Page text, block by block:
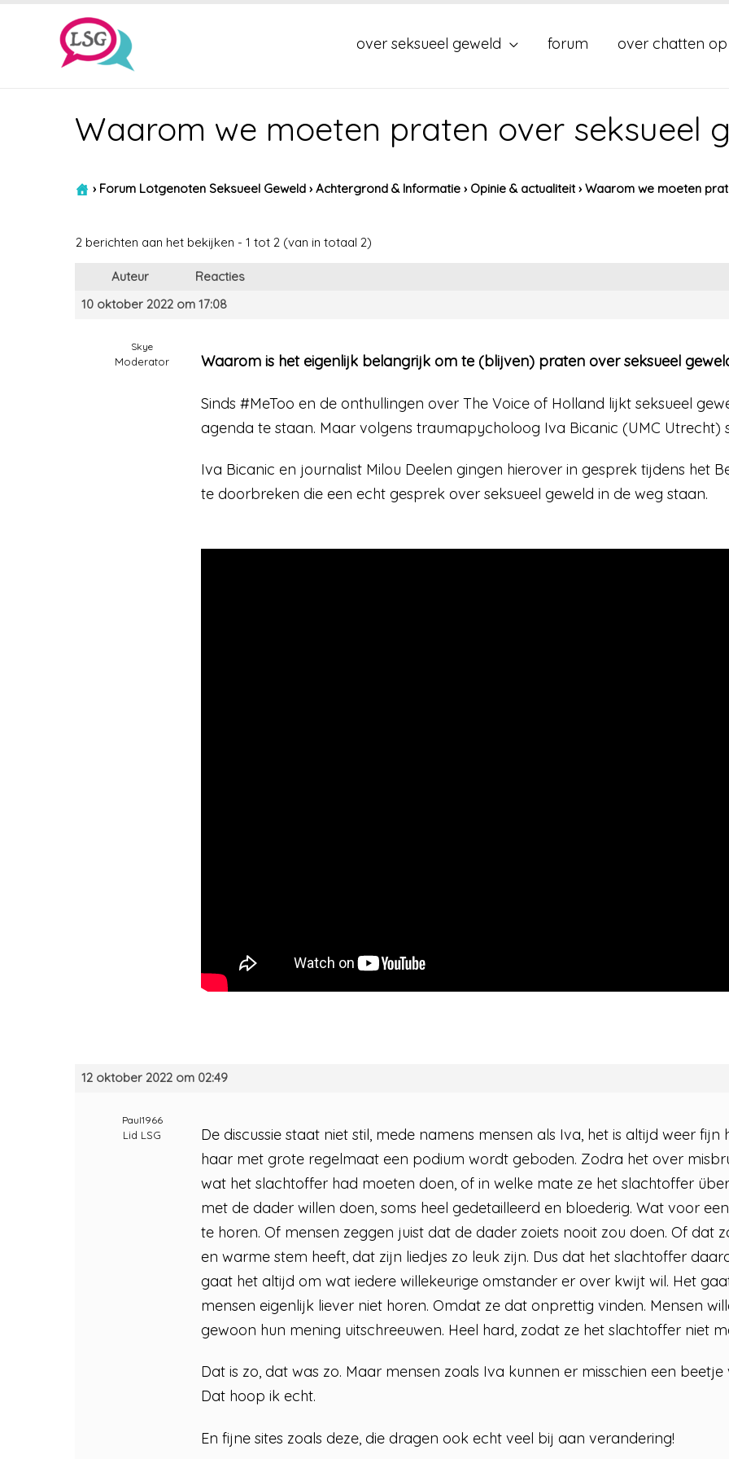
over seksueel geweld forum over chatten op
Waarom we moeten praten over seksueel
› Forum Lotgenoten Seksueel Geweld › Achtergrond & Informatie › Opinie & actualiteit › Waarom we moeten
2 berichten aan het bekijken - 1 tot 2 (van in totaal 2)
Auteur
Reacties
10 oktober 2022 om 17:08
Skye
Moderator Waarom is het eigenlijk belangrijk om te (blijven) praten over seksueel
Sinds #MeToo en de onthullingen over The Voice of Holland lijkt seksueel
agenda te staan. Maar volgens traumapycholoog Iva Bicanic (UMC Utrecht)
Iva Bicanic en journalist Milou Deelen gingen hierover in gesprek tijdens het
te doorbreken die een echt gesprek over seksueel geweld in de weg staan.
12 oktober 2022 om 02:49
Paul1966
Lid LSG
De discussie staat niet stil, mede namens mensen als Iva, het is altijd weer
haar met grote regelmaat een podium wordt geboden. Zodra het over
wat het slachtoffer had moeten doen, of in welke mate ze het slachtoffer
met de dader willen doen, soms heel gedetailleerd en bloederig. Wat voor
te horen. Of mensen zeggen juist dat de dader zoiets nooit zou doen. Of dat
en warme stem heeft, dat zijn liedjes zo leuk zijn. Dus dat het slachtoffer
gaat het altijd om wat iedere willekeurige omstander er over kwijt wil. Het
mensen eigenlijk liever niet horen. Omdat ze dat onprettig vinden. Mensen
gewoon hun mening uitschreeuwen. Heel hard, zodat ze het slachtoffer niet
Dat is zo, dat was zo. Maar mensen zoals Iva kunnen er misschien een
Dat hoop ik echt.
En fijne sites zoals deze, die dragen ook echt veel bij aan verandering!